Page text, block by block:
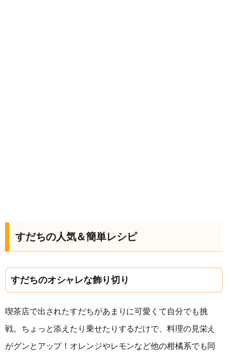
すだちの人気＆簡単レシピ
すだちのオシャレな飾り切り
喫茶店で出されたすだちがあまりに可愛くて自分でも挑
戦。ちょっと添えたり乗せたりするだけで、料理の見栄え
がグンとアップ！オレンジやレモンなど他の柑橘系でも同